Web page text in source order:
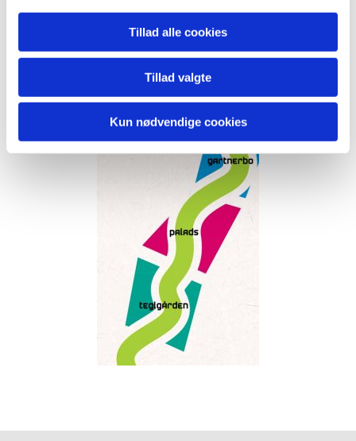
Tillad alle cookies
Tillad valgte
Kun nødvendige cookies